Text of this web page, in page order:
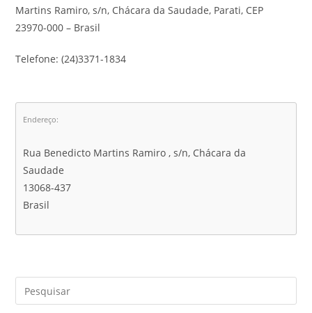
Martins Ramiro, s/n, Chácara da Saudade, Parati, CEP
23970-000 – Brasil
Telefone: (24)3371-1834
Endereço:
Rua Benedicto Martins Ramiro , s/n, Chácara da
Saudade
13068-437
Brasil